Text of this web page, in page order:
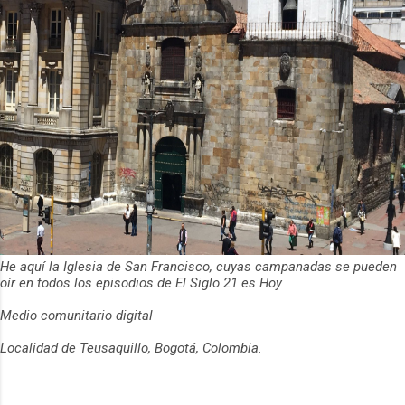
He aquí la Iglesia de San Francisco, cuyas campanadas se pueden
oír en todos los episodios de El Siglo 21 es Hoy
Medio comunitario digital
Localidad de Teusaquillo, Bogotá, Colombia.